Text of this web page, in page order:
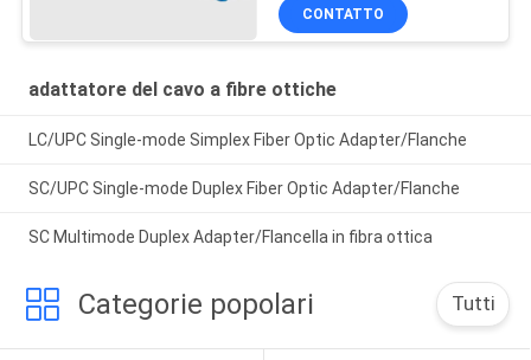
CONTATTO
adattatore del cavo a fibre ottiche
LC/UPC Single-mode Simplex Fiber Optic Adapter/Flanche
SC/UPC Single-mode Duplex Fiber Optic Adapter/Flanche
SC Multimode Duplex Adapter/Flancella in fibra ottica
Categorie popolari Tutti